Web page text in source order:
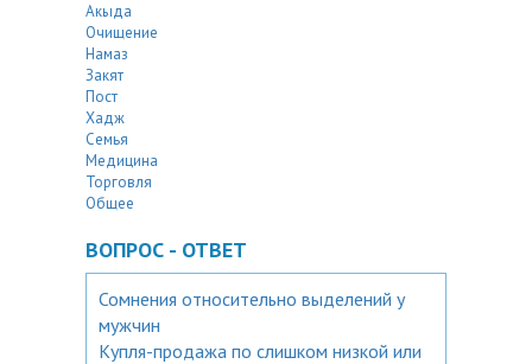
Акыда
Очищение
Намаз
Закят
Пост
Хадж
Семья
Медицина
Торговля
Общее
ВОПРОС - ОТВЕТ
Сомнения относительно выделений у
мужчин
Купля-продажа по слишком низкой или